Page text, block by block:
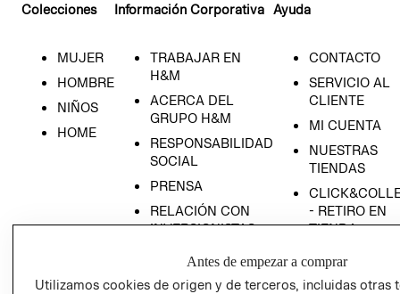
Colecciones
MUJER
HOMBRE
NIÑOS
HOME
Información Corporativa
TRABAJAR EN
H&M
ACERCA DEL
GRUPO H&M
RESPONSABILIDAD
SOCIAL
PRENSA
RELACIÓN CON
INVERSIONISTAS
POLÍTICA
EMPRESARIAL
Ayuda
CONTACTO
SERVICIO AL
CLIENTE
MI CUENTA
NUESTRAS
TIENDAS
- RETIRO EN
TIENDA
CONDICIONES
Antes de empezar a comprar
Utilizamos cookies de origen y de terceros, incluidas otras